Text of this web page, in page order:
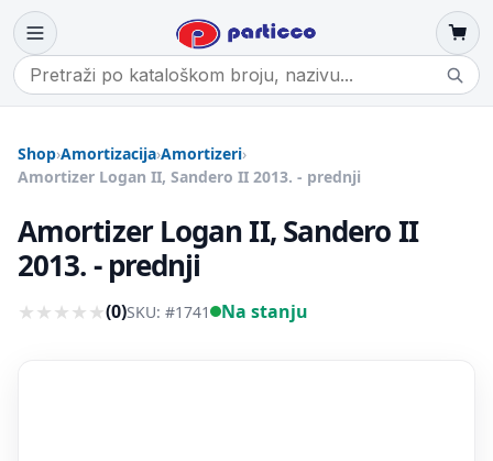
Shop›Amortizacija›Amortizeri›
Amortizer Logan II, Sandero II 2013. - prednji
Amortizer Logan II, Sandero II
2013. - prednji
★★★★★(0)SKU: #1741 Na stanju